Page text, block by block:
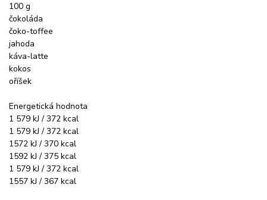
100 g
čokoláda
čoko-toffee
jahoda
káva-latte
kokos
oříšek
Energetická hodnota
1 579 kJ / 372 kcal
1 579 kJ / 372 kcal
1572 kJ / 370 kcal
1592 kJ / 375 kcal
1 579 kJ / 372 kcal
1557 kJ / 367 kcal